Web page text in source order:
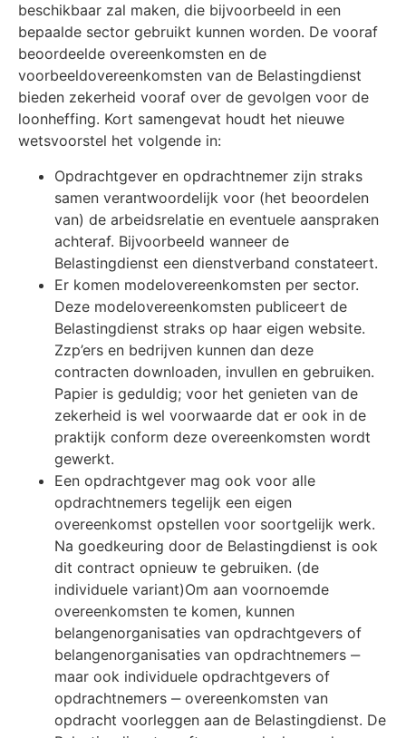
beschikbaar zal maken, die bijvoorbeeld in een
bepaalde sector gebruikt kunnen worden. De vooraf
beoordeelde overeenkomsten en de
voorbeeldovereenkomsten van de Belastingdienst
bieden zekerheid vooraf over de gevolgen voor de
loonheffing. Kort samengevat houdt het nieuwe
wetsvoorstel het volgende in:
Opdrachtgever en opdrachtnemer zijn straks
samen verantwoordelijk voor (het beoordelen
van) de arbeidsrelatie en eventuele aanspraken
achteraf. Bijvoorbeeld wanneer de
Belastingdienst een dienstverband constateert.
Er komen modelovereenkomsten per sector.
Deze modelovereenkomsten publiceert de
Belastingdienst straks op haar eigen website.
Zzp’ers en bedrijven kunnen dan deze
contracten downloaden, invullen en gebruiken.
Papier is geduldig; voor het genieten van de
zekerheid is wel voorwaarde dat er ook in de
praktijk conform deze overeenkomsten wordt
gewerkt.
Een opdrachtgever mag ook voor alle
opdrachtnemers tegelijk een eigen
overeenkomst opstellen voor soortgelijk werk.
Na goedkeuring door de Belastingdienst is ook
dit contract opnieuw te gebruiken. (de
individuele variant)Om aan voornoemde
overeenkomsten te komen, kunnen
belangenorganisaties van opdrachtgevers of
belangenorganisaties van opdrachtnemers ‒
maar ook individuele opdrachtgevers of
opdrachtnemers ‒ overeenkomsten van
opdracht voorleggen aan de Belastingdienst. De